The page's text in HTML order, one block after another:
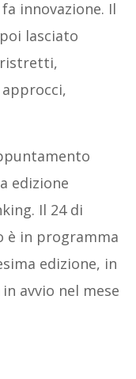
innovazione. Il
lasciato
edizione
Il 24 di
è in programma
edizione, in
avvio nel mese